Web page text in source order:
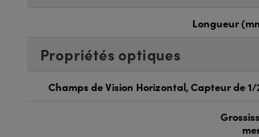
Longueur
Propriétés optiques
Champs de Vision Horizontal, Capteur de